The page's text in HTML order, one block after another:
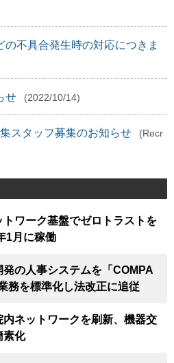
不具合発生時の対応につきま
せ (2022/10/14)
スタッフ募集のお知らせ
(Recr
ワーク基盤でゼロトラストを
1月に稼働
の人事システムを「COMPA
務を標準化し法改正に追従
ネットワークを刷新、機器交
素化